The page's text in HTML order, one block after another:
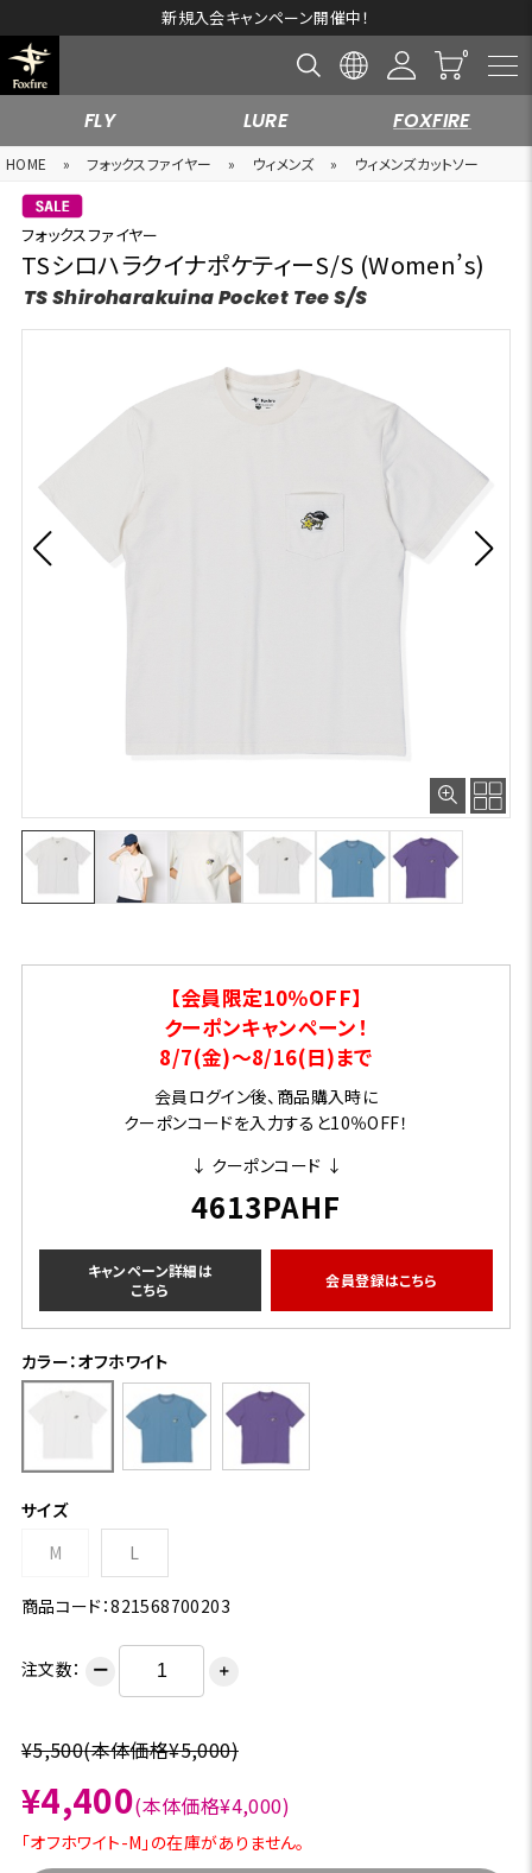
新規入会キャンペーン開催中！
FLY LURE FOXFIRE
HOME » フォックスファイヤー » ウィメンズ » ウィメンズカットソー
フォックスファイヤー
TSシロハラクイナポケティーS/S (Women’s)
TS Shiroharakuina Pocket Tee S/S
【会員限定10％OFF】
クーポンキャンペーン！
8/7(金)～8/16(日)まで
会員ログイン後、商品購入時に
クーポンコードを入力すると10％OFF！
↓ クーポンコード ↓
4613PAHF
キャンペーン詳細は
こちら
会員登録はこちら
カラー：オフホワイト
サイズ
M
L
商品コード：821568700203
注文数： ー ＋
¥5,500(本体価格¥5,000)
¥4,400(本体価格¥4,000)
「オフホワイト-M」の在庫がありません。